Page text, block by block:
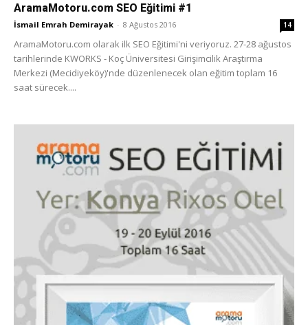
AramaMotoru.com SEO Eğitimi #1
İsmail Emrah Demirayak - 8 Ağustos 2016 14
AramaMotoru.com olarak ilk SEO Eğitimi'ni veriyoruz. 27-28 ağustos
tarihlerinde KWORKS - Koç Üniversitesi Girişimcilik Araştırma
Merkezi (Mecidiyeköy)'nde düzenlenecek olan eğitim toplam 16
saat sürecek....